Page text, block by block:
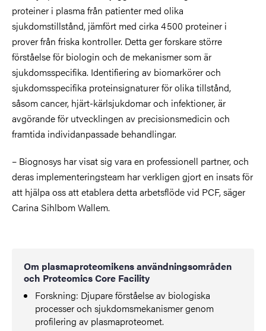
proteiner i plasma från patienter med olika
sjukdomstillstånd, jämfört med cirka 4500 proteiner i
prover från friska kontroller. Detta ger forskare större
förståelse för biologin och de mekanismer som är
sjukdomsspecifika. Identifiering av biomarkörer och
sjukdomsspecifika proteinsignaturer för olika tillstånd,
såsom cancer, hjärt-kärlsjukdomar och infektioner, är
avgörande för utvecklingen av precisionsmedicin och
framtida individanpassade behandlingar.
– Biognosys har visat sig vara en professionell partner, och
deras implementeringsteam har verkligen gjort en insats för
att hjälpa oss att etablera detta arbetsflöde vid PCF, säger
Carina Sihlbom Wallem.
Om plasmaproteomikens användningsområden
och Proteomics Core Facility
Forskning: Djupare förståelse av biologiska
processer och sjukdomsmekanismer genom
profilering av plasmaproteomet.